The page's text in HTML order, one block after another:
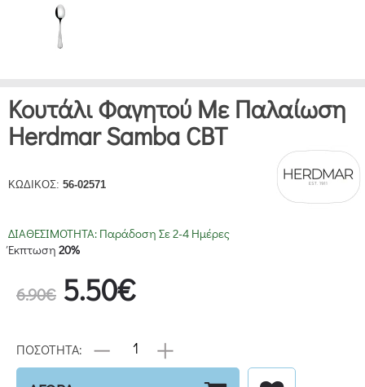
Κουτάλι Φαγητού Με Παλαίωση
Herdmar Samba CBT
ΚΩΔΙΚΟΣ: 56-02571
ΔΙΑΘΕΣΙΜΟΤΗΤΑ: Παράδοση Σε 2-4 Ημέρες
Έκπτωση 20%
6.90€ 5.50€
ΠΟΣΟΤΗΤΑ: